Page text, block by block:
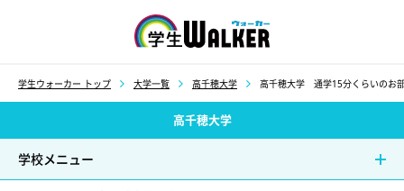
学生ウォーカー トップ 大学一覧 高千穂大学 高千穂大学 通学15分くらいのお
高千穂大学
学校メニュー